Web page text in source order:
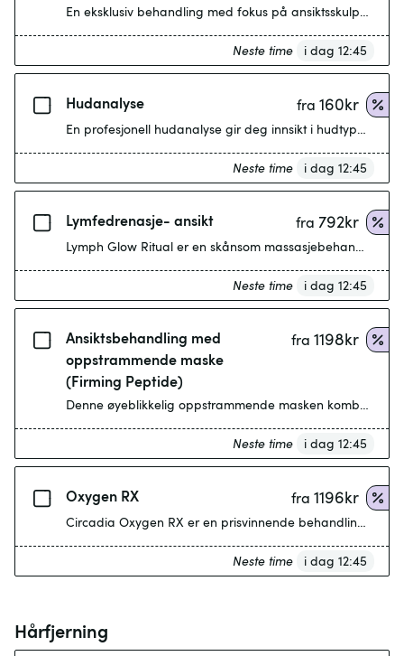
En eksklusiv behandling med fokus på
Neste time i dag 12:45
Hudanalyse fra 160kr
En profesjonell hudanalyse gir deg innsikt i hudtype,
Neste time i dag 12:45
Lymfedrenasje- ansikt fra 792kr
Neste time i dag 12:45
Ansiktsbehandling med
oppstrammende maske
(Firming Peptide)
fra 1198kr
Denne øyeblikkelig oppstrammende masken
Neste time i dag 12:45
Oxygen RX fra 1196kr
Circadia Oxygen RX er en prisvinnende behandling for
Neste time i dag 12:45
Hårfjerning